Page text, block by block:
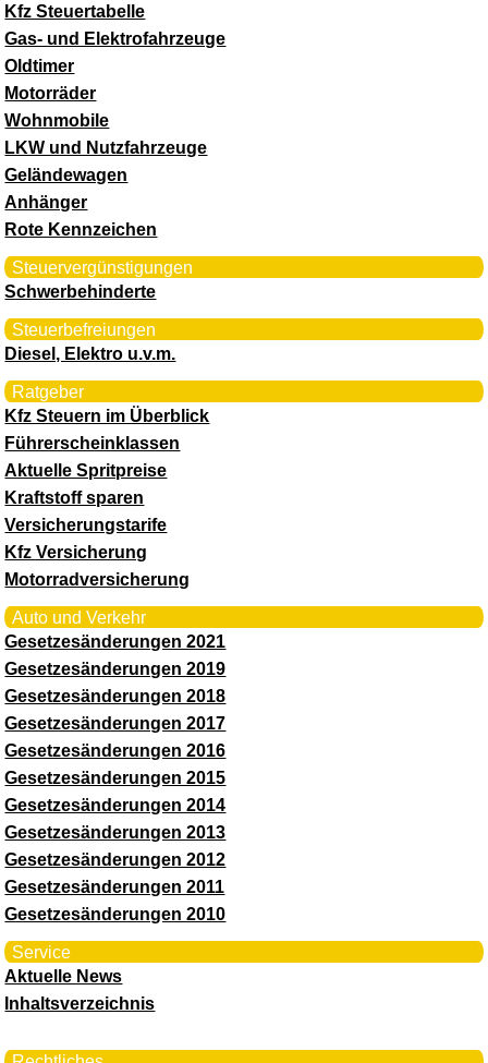
Kfz Steuertabelle
Gas- und Elektrofahrzeuge
Oldtimer
Motorräder
Wohnmobile
LKW und Nutzfahrzeuge
Geländewagen
Anhänger
Rote Kennzeichen
Steuervergünstigungen
Schwerbehinderte
Steuerbefreiungen
Diesel, Elektro u.v.m.
Ratgeber
Kfz Steuern im Überblick
Führerscheinklassen
Aktuelle Spritpreise
Kraftstoff sparen
Versicherungstarife
Kfz Versicherung
Motorradversicherung
Auto und Verkehr
Gesetzesänderungen 2021
Gesetzesänderungen 2019
Gesetzesänderungen 2018
Gesetzesänderungen 2017
Gesetzesänderungen 2016
Gesetzesänderungen 2015
Gesetzesänderungen 2014
Gesetzesänderungen 2013
Gesetzesänderungen 2012
Gesetzesänderungen 2011
Gesetzesänderungen 2010
Service
Aktuelle News
Inhaltsverzeichnis